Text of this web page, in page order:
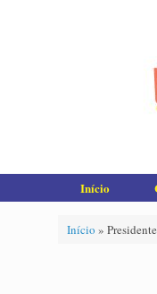
Início
Início »